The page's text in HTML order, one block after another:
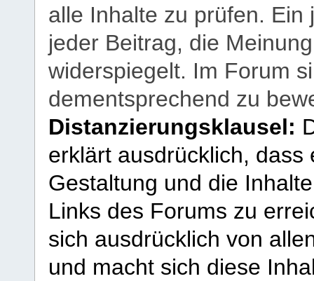
alle Inhalte zu prüfen.
jeder Beitrag, die
widerspiegelt. Im Forum
dementsprechend zu
Distanzierungsklausel:
erklärt ausdrücklich,
Gestaltung und die
Links des Forums zu
sich ausdrücklich von
und macht sich diese